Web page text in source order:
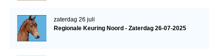
zaterdag 26 juli
Regionale Keuring Noord - Zaterdag 26-07-2025